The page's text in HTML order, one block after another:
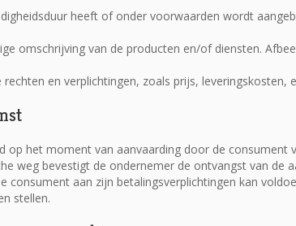
heeft of onder voorwaarden wordt
omschrijving van de producten en/of diensten.
en verplichtingen, zoals prijs, leveringskosten,
op het moment van aanvaarding door de consument
weg bevestigt de ondernemer de ontvangst van de
consument aan zijn betalingsverplichtingen kan
stellen.